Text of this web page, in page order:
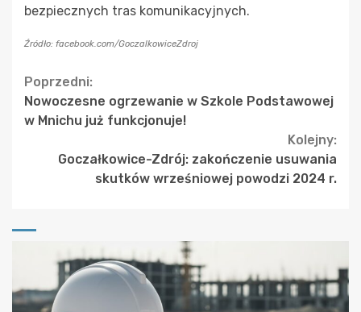
bezpiecznych tras komunikacyjnych.
Źródło: facebook.com/GoczalkowiceZdroj
Continue
Reading
Poprzedni:
Nowoczesne ogrzewanie w Szkole Podstawowej
w Mnichu już funkcjonuje!
Kolejny:
Goczałkowice-Zdrój: zakończenie usuwania
skutków wrześniowej powodzi 2024 r.